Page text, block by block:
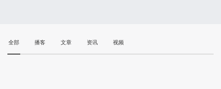
全部 播客 文章 资讯 视频